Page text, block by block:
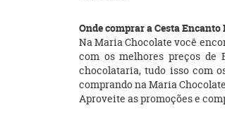
Onde comprar a Cesta Encanto
Na Maria Chocolate você
com os melhores preços de
chocolataria, tudo isso com
comprando na Maria
Aproveite as promoções e